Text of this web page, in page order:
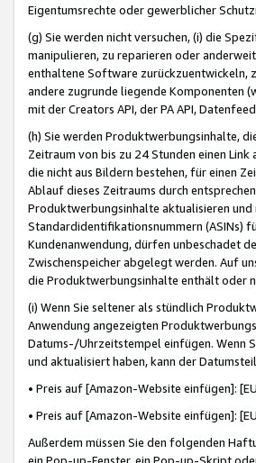
Eigentumsrechte oder gewerblicher
(g) Sie werden nicht versuchen, (i) die
manipulieren, zu reparieren oder
enthaltene Software zurückzuentwickeln,
andere zugrunde liegende Komponenten
mit der Creators API, der PA API,
(h) Sie werden Produktwerbungsinhalte,
Zeitraum von bis zu 24 Stunden einen
die nicht aus Bildern bestehen, für einen
Ablauf dieses Zeitraums durch
Produktwerbungsinhalte aktualisieren
Standardidentifikationsnummern (ASINs)
Kundenanwendung, dürfen unbeschadet
Zwischenspeicher abgelegt werden. Auf
die Produktwerbungsinhalte enthält oder
(i) Wenn Sie seltener als stündlich
Anwendung angezeigten
Datums-/Uhrzeitstempel einfügen. Wenn
und aktualisiert haben, kann der
• Preis auf [Amazon-Website einfügen]:
• Preis auf [Amazon-Website einfügen]:
Außerdem müssen Sie den folgenden
ein Pop-up-Fenster, ein Pop-up-Skript